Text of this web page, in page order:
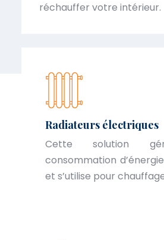
réchauffer votre intérieur.
Radiateurs électriques
Cette solution
consommation
et s’utilise pour